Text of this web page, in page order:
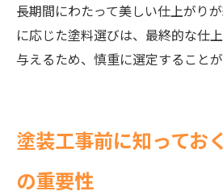
長期間にわたって美しい仕上がり
に応じた塗料選びは、最終的な仕
与えるため、慎重に選定することが
塗装工事前に知ってお
の重要性